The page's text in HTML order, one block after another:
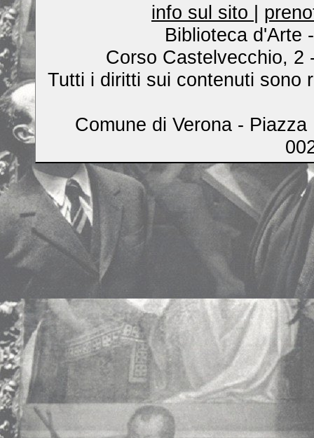
info sul sito |
Biblioteca d'Arte
Corso Castelvecchio, 2
Tutti i diritti sui contenuti sono
Comune di Verona -